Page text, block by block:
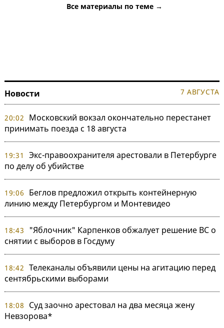
Все материалы по теме →
Новости 7 АВГУСТА
20:02
Московский вокзал окончательно перестанет
принимать поезда с 18 августа
19:31
Экс-правоохранителя арестовали в Петербурге
по делу об убийстве
19:06
Беглов предложил открыть контейнерную
линию между Петербургом и Монтевидео
18:43
"Яблочник" Карпенков обжалует решение ВС о
снятии с выборов в Госдуму
18:42 Телеканалы объявили цены на агитацию перед
сентябрьскими выборами
18:08
Суд заочно арестовал на два месяца жену
Невзорова*